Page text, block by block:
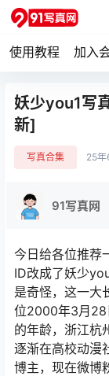
使用教程 加入
妖少you1写
新]
写真合集 25年
91写真网
今日给各位推荐
ID改成了妖少
是奇怪，这一大
位2000年3月28
的年龄，浙江杭
逐渐在高校动漫
博主，现在微博